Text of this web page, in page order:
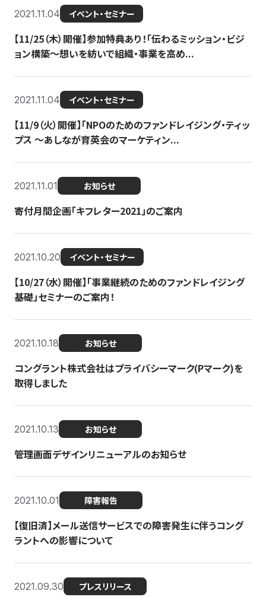
2021.11.04 イベント・セミナー
【11/25（木）開催】参加特典あり！「伝わるミッション・ビジ
ョン構築〜想いを紡いで組織・事業を高め...
2021.11.04 イベント・セミナー
【11/9（火）開催】「NPOのためのファンドレイジング・ティッ
プス 〜あしなが育英会のマーケティン...
2021.11.01 お知らせ
寄付月間企画「キフレター2021」のご案内
2021.10.20 イベント・セミナー
【10/27（水）開催】「事業継続のためのファンドレイジング
基礎」セミナーのご案内！
2021.10.18 お知らせ
コングラント株式会社はプライバシーマーク(Pマーク)を
取得しました
2021.10.13 お知らせ
管理画面デザインリニューアルのお知らせ
2021.10.01 障害報告
【復旧済】メール送信サービスでの障害発生に伴うコング
ラントへの影響について
2021.09.30 プレスリリース